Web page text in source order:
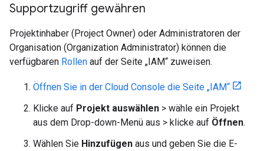
Supportzugriff gewähren
Projektinhaber (Project Owner) oder Administratoren der
Organisation (Organization Administrator) können die
verfügbaren Rollen auf der Seite „IAM“ zuweisen.
Öffnen Sie in der Cloud Console die Seite „IAM“.
Klicke auf Projekt auswählen > wähle ein Projekt
aus dem Drop-down-Menü aus > klicke auf Öffnen.
Wählen Sie Hinzufügen aus und geben Sie die E-